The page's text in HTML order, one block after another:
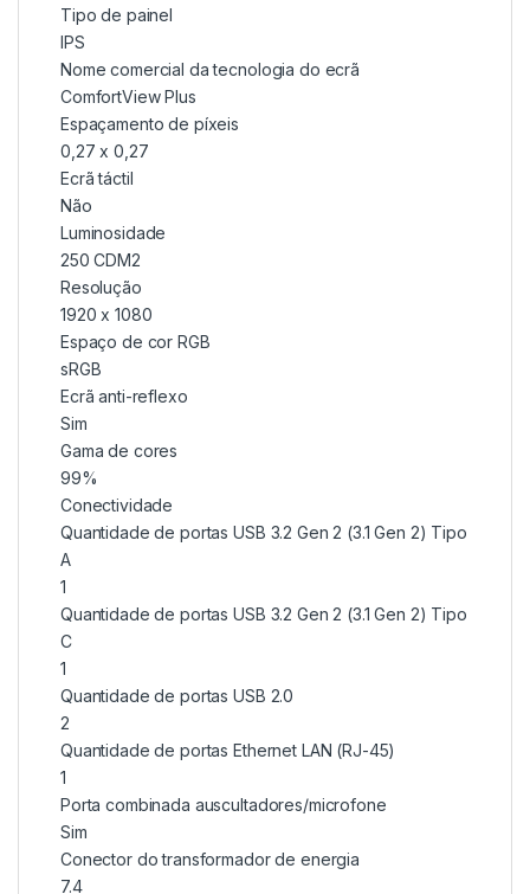
Tipo de painel
IPS
Nome comercial da tecnologia do ecrã
ComfortView Plus
Espaçamento de píxeis
0,27 x 0,27
Ecrã táctil
Não
Luminosidade
250 CDM2
Resolução
1920 x 1080
Espaço de cor RGB
sRGB
Ecrã anti-reflexo
Sim
Gama de cores
99%
Conectividade
Quantidade de portas USB 3.2 Gen 2 (3.1 Gen 2) Tipo
A
1
Quantidade de portas USB 3.2 Gen 2 (3.1 Gen 2) Tipo
C
1
Quantidade de portas USB 2.0
2
Quantidade de portas Ethernet LAN (RJ-45)
1
Porta combinada auscultadores/microfone
Sim
Conector do transformador de energia
7.4